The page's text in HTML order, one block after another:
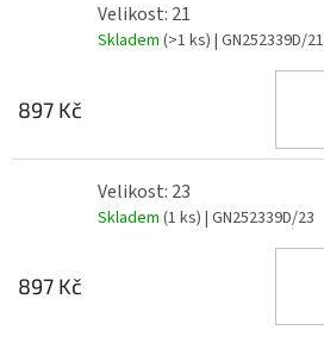
Velikost: 21
Skladem (>1 ks) | GN252339D/21
897 Kč
Velikost: 23
Skladem (1 ks) | GN252339D/23
897 Kč